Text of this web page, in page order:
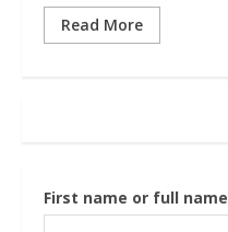
Read More
First name or full name